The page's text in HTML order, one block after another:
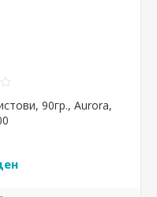
90гр., Aurora,